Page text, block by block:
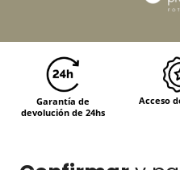
Garantía de
devolución de 24hs
Acceso